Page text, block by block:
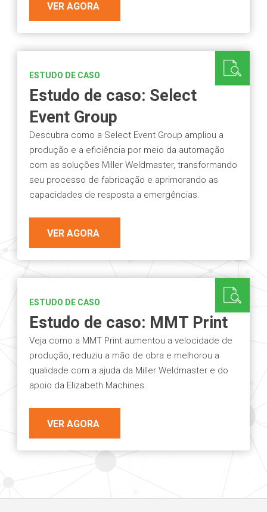
VER AGORA
ESTUDO DE CASO
Estudo de caso: Select
Event Group
Descubra como a Select Event Group ampliou a
produção e a eficiência por meio da automação
com as soluções Miller Weldmaster, transformando
seu processo de fabricação e aprimorando as
capacidades de resposta a emergências.
VER AGORA
ESTUDO DE CASO
Estudo de caso: MMT Print
Veja como a MMT Print aumentou a velocidade de
produção, reduziu a mão de obra e melhorou a
qualidade com a ajuda da Miller Weldmaster e do
apoio da Elizabeth Machines.
VER AGORA